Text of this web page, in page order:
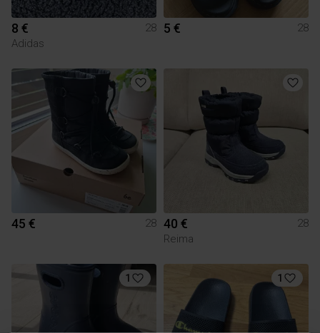
8 €
28
Adidas
5 € 28
45 € 28 40 €
28
Reima
1 1